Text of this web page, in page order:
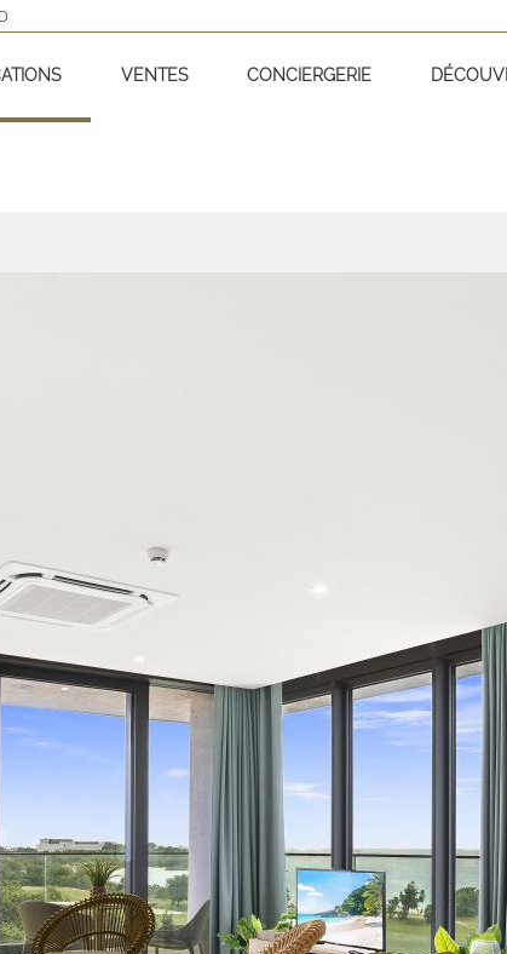
VENTES CONCIERGERIE